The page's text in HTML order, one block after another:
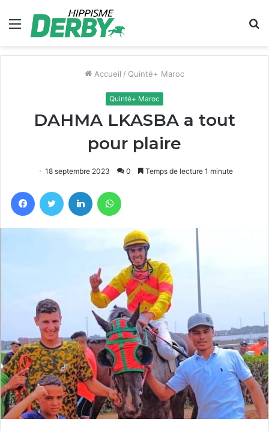
Menu
Accueil / Quinté+ Maroc
Quinté+ Maroc
DAHMA LKASBA a tout
pour plaire
18 septembre 2023 0 Temps de lecture 1 minute
FacebookTwitter Linkedin